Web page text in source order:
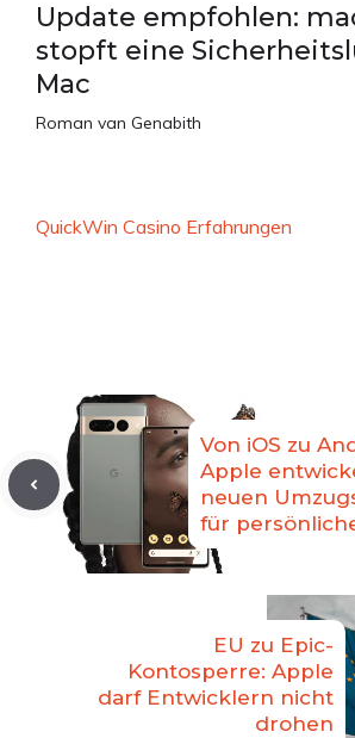
Update empfohlen:
stopft eine
Mac
Roman van Genabith
QuickWin Casino Erfahrungen
Von iOS zu
Apple
neuen
für
EU zu Epic-
Kontosperre: Apple
darf Entwicklern nicht
drohen